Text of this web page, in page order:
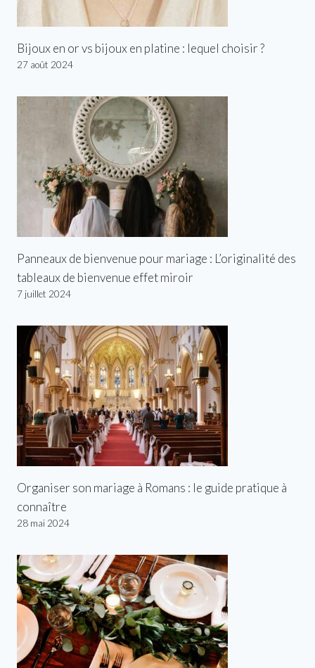
Bijoux en or vs bijoux en platine : lequel choisir ?
27 août 2024
Panneaux de bienvenue pour mariage : L’originalité des
tableaux de bienvenue effet miroir
7 juillet 2024
Organiser son mariage à Romans : le guide pratique à
connaître
28 mai 2024